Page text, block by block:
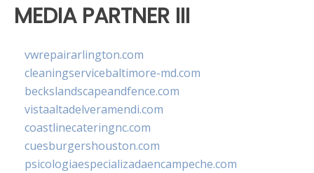
MEDIA PARTNER III
vwrepairarlington.com
cleaningservicebaltimore-md.com
beckslandscapeandfence.com
vistaaltadelveramendi.com
coastlinecateringnc.com
cuesburgershouston.com
psicologiaespecializadaencampeche.com